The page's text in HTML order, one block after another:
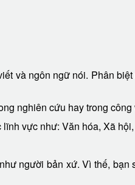
và ngôn ngữ nói. Phân
nghiên cứu hay trong công
vực như: Văn hóa, Xã
người bản xứ. Vì thế,